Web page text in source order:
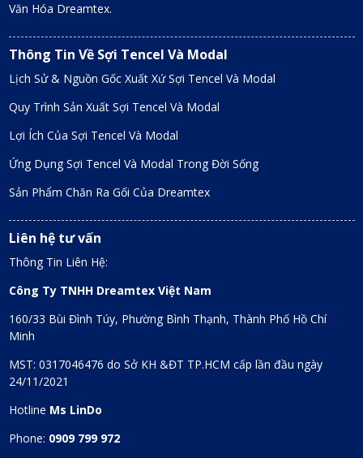
Văn Hóa Dreamtex.
Thông Tin Về Sợi Tencel Và Modal
Lịch Sử & Nguồn Gốc Xuất Xứ Sợi Tencel Và Modal
Quy Trình Sản Xuất Sợi Tencel Và Modal
Lợi Ích Của Sợi Tencel Và Modal
Ứng Dụng Sợi Tencel Và Modal Trong Đời Sống
Sản Phẩm Chăn Ra Gối Của Dreamtex
Liên hệ tư vấn
Thông Tin Liên Hệ:
Công Ty TNHH Dreamtex Việt Nam
160/33 Bùi Đình Túy, Phường Bình Thạnh, Thành Phố Hồ Chí
Minh
MST: 0317046476 do Sở KH &ĐT TP.HCM cấp lần đầu ngày
24/11/2021
Hotline Ms LinDo
Phone: 0909 799 972